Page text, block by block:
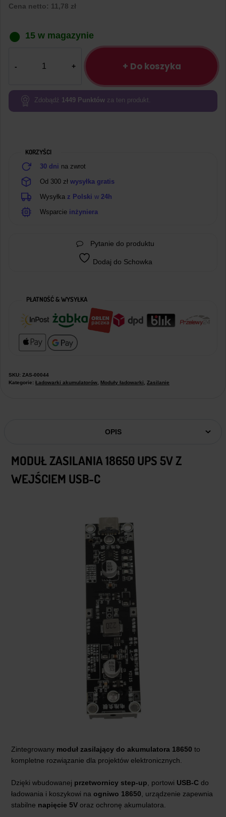
Cena netto: 11,78 zł
15 w magazynie
UPS
5V
+ Do koszyka
Zdobądź 1449 Punktów za ten produkt.
KORZYŚCI
30 dni na zwrot
Od 300 zł wysyłka gratis
Wysyłka z Polski w 24h
Wsparcie inżyniera
Pytanie do produktu
Dodaj do Schowka
PŁATNOŚĆ & WYSYŁKA
SKU: ZAS-00044
Kategorie: Ładowarki akumulatorów Moduły ładowarki Zasilanie
OPIS
MODUŁ ZASILANIA 18650 UPS 5V Z
WEJŚCIEM USB-C
Zintegrowany moduł zasilający do akumulatora 18650 to
kompletne rozwiązanie dla projektów elektronicznych.
Dzięki wbudowanej przetwornicy step-up , portowi USB-C do
ładowania i koszykowi na ogniwo 18650 , urządzenie zapewnia
stabilne napięcie 5V oraz ochronę akumulatora.